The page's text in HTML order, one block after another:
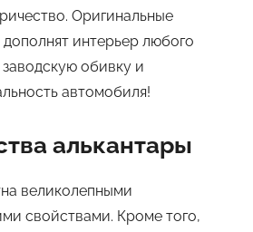
Оригинальные
интерьер любого
обивку и
автомобиля!
алькантары
великолепными
свойствами. Кроме того,